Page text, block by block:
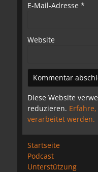
E-Mail-Adresse *
Website
Diese Website
reduzieren.
verarbeitet werden.
Startseite
Podcast
Unterstützung